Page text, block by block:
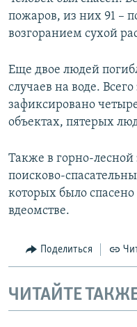
УКРАИНСКАЯ ПРОБЛЕМА
Все сайты RFE/RL
пожаров, из них 91 –
возгоранием сухой
Еще двое людей
случаев на воде.
зафиксировано
объектах, пятерых
Также в горно-лесной
поисково-
которых было
вдеомстве.
Поделиться
ЧИТАЙТЕ